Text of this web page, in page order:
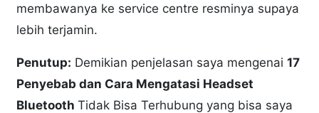
membawanya ke service centre resminya supaya
lebih terjamin.
Penutup: Demikian penjelasan saya mengenai17
Penyebab dan Cara Mengatasi Headset
BluetoothTidak Bisa Terhubung yang bisa saya